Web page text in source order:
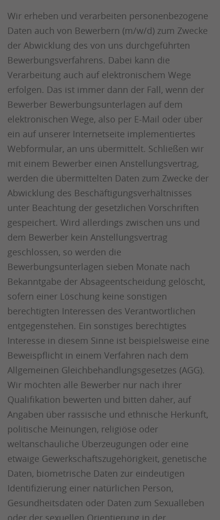
Wir erheben und verarbeiten personenbezogene
Daten auch von Bewerbern (m/w/d) zum Zwecke
der Abwicklung des von uns durchgeführten
Bewerbungsverfahrens. Dabei kann die
Verarbeitung auch auf elektronischem Wege
erfolgen. Das ist immer dann der Fall, wenn der
Bewerber Bewerbungsunterlagen auf dem
elektronischen Wege, also per E-Mail oder über
ein auf unserer Internetseite implementiertes
Webformular, an uns übermittelt. Schließen wir
mit einem Bewerber einen Anstellungsvertrag,
werden die übermittelten Daten zum Zwecke der
Abwicklung des Beschäftigungsverhältnisses
unter Beachtung der gesetzlichen Vorschriften
gespeichert. Wird allerdings zwischen uns und
dem Bewerber kein Anstellungsvertrag
geschlossen, so werden die
Bewerbungsunterlagen sieben Monate nach
Bekanntgabe der Absageentscheidung gelöscht,
sofern einer Löschung keine sonstigen
berechtigten Interessen des Verantwortlichen
entgegenstehen. Ein sonstiges berechtigtes
Interesse in diesem Sinne ist beispielsweise eine
Beweispflicht in einem Verfahren nach dem
Allgemeinen Gleichbehandlungsgesetzes (AGG).
Wir möchten alle Bewerber nur nach ihrer
Qualifikation bewerten und bitten daher, auf
Angaben über rassische und ethnische Herkunft,
politische Meinungen, religiöse oder
weltanschauliche Überzeugungen oder eine
etwaige Gewerkschaftszugehörigkeit, genetische
Daten, biometrische Daten zur eindeutigen
Identifizierung einer natürlichen Person,
Gesundheitsdaten oder Daten zum Sexualleben
oder der sexuellen Orientierung in der